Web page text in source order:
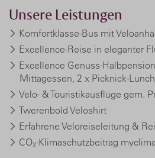
Unsere Leistungen
Komfortklasse-Bus mit
Excellence-Reise in eleganter
Excellence Genuss-
Mittagessen, 2 x Picknick-Lunch
Velo- & Touristikausflüge gem.
Twerenbold Veloshirt
Erfahrene Veloreiseleitung &
CO₂-Klimaschutzbeitrag